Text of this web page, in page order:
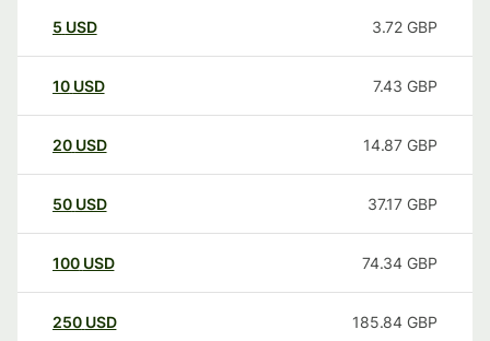
5 USD 3.72 GBP
10 USD 7.43 GBP
20 USD 14.87 GBP
50 USD 37.17 GBP
100 USD 74.34 GBP
250 USD 185.84 GBP